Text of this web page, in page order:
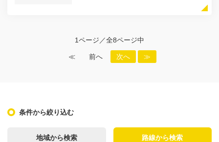
1ページ／全8ページ中
≪ 前へ 次へ ≫
条件から絞り込む
地域から検索 路線から検索